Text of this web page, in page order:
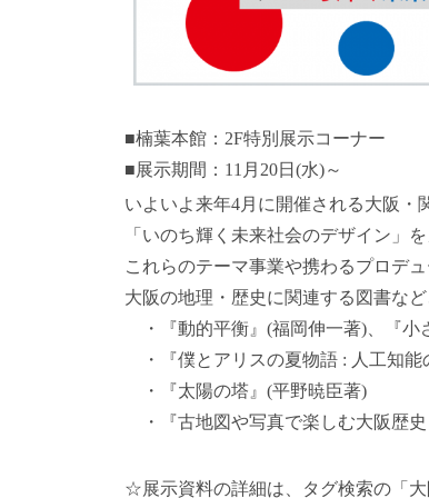
■楠葉本館：2F特別展示コーナー
■展示期間：11月20日(水)～
いよいよ来年4月に開催される大阪・
「いのち輝く未来社会のデザイン」
これらのテーマ事業や携わるプロデ
大阪の地理・歴史に関連する図書な
・『動的平衡』(福岡伸一著)、『小
・『僕とアリスの夏物語 : 人工知能
・『太陽の塔』(平野暁臣著)
・『古地図や写真で楽しむ大阪歴
☆展示資料の詳細は、タグ検索の「